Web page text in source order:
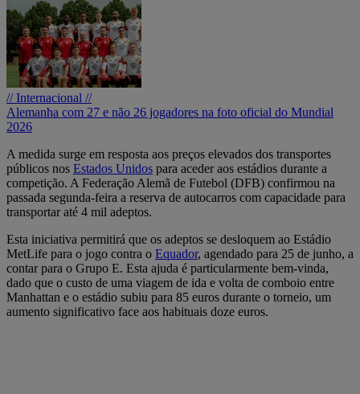
// Internacional //
Alemanha com 27 e não 26 jogadores na foto oficial do Mundial
2026
A medida surge em resposta aos preços elevados dos transportes
públicos nos Estados Unidos para aceder aos estádios durante a
competição. A Federação Alemã de Futebol (DFB) confirmou na
passada segunda-feira a reserva de autocarros com capacidade para
transportar até 4 mil adeptos.
Esta iniciativa permitirá que os adeptos se desloquem ao Estádio
MetLife para o jogo contra o Equador, agendado para 25 de junho, a
contar para o Grupo E. Esta ajuda é particularmente bem-vinda,
dado que o custo de uma viagem de ida e volta de comboio entre
Manhattan e o estádio subiu para 85 euros durante o torneio, um
aumento significativo face aos habituais doze euros.